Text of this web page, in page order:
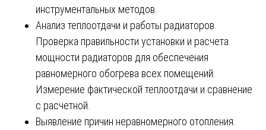
инструментальных методов.
Анализ теплоотдачи и работы радиаторов.
Проверка правильности установки и расчета
мощности радиаторов для обеспечения
равномерного обогрева всех помещений.
Измерение фактической теплоотдачи и сравнение
с расчетной.
Выявление причин неравномерного отопления.